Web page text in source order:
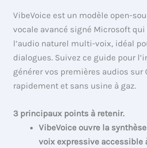
VibeVoice est un modèle open-
vocale avancé signé Microsoft
l’audio naturel multi-voix, idéal
dialogues. Suivez ce guide pour
générer vos premières audios sur
rapidement et sans usine à gaz.
3 principaux points à retenir.
VibeVoice ouvre la
voix expressive accessible